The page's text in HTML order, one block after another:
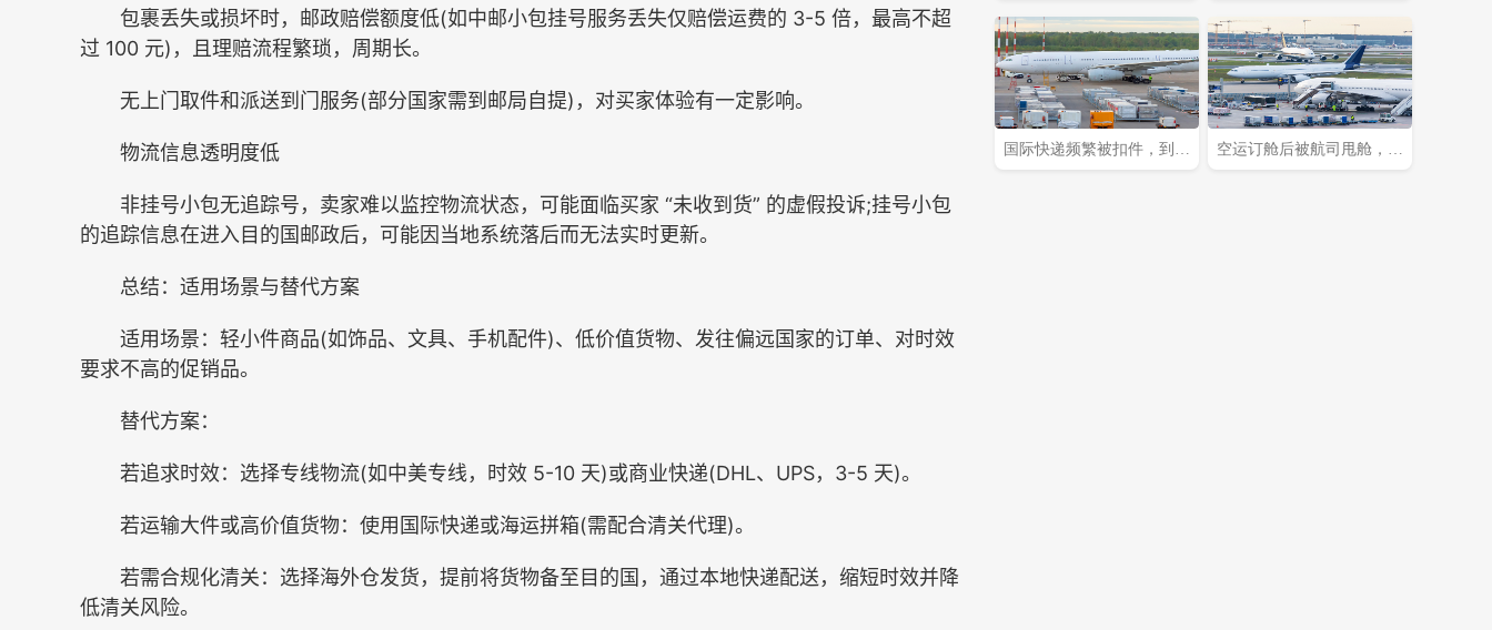
包裹丢失或损坏时，邮政赔偿额度低(如中邮小包挂号服务丢失仅赔偿运费的 3-5 倍，最高不超
过 100 元)，且理赔流程繁琐，周期长。
无上门取件和派送到门服务(部分国家需到邮局自提)，对买家体验有一定影响。
物流信息透明度低
非挂号小包无追踪号，卖家难以监控物流状态，可能面临买家 “未收到货” 的虚假投诉;挂号小包
的追踪信息在进入目的国邮政后，可能因当地系统落后而无法实时更新。
总结：适用场景与替代方案
适用场景：轻小件商品(如饰品、文具、手机配件)、低价值货物、发往偏远国家的订单、对时效
要求不高的促销品。
替代方案：
若追求时效：选择专线物流(如中美专线，时效 5-10 天)或商业快递(DHL、UPS，3-5 天)。
若运输大件或高价值货物：使用国际快递或海运拼箱(需配合清关代理)。
若需合规化清关：选择海外仓发货，提前将货物备至目的国，通过本地快递配送，缩短时效并降
低清关风险。
（外贸人请注意）
(外贸人请注意)
国际快递频繁被扣件，到底
空运订舱后被航司甩舱，该